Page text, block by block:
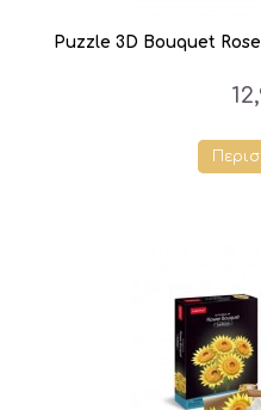
Puzzle 3D Bouquet